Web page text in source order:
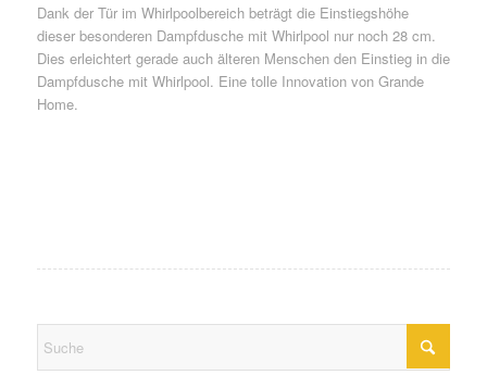
Dank der Tür im Whirlpoolbereich beträgt die Einstiegshöhe
dieser besonderen Dampfdusche mit Whirlpool nur noch 28 cm.
Dies erleichtert gerade auch älteren Menschen den Einstieg in die
Dampfdusche mit Whirlpool. Eine tolle Innovation von Grande
Home.